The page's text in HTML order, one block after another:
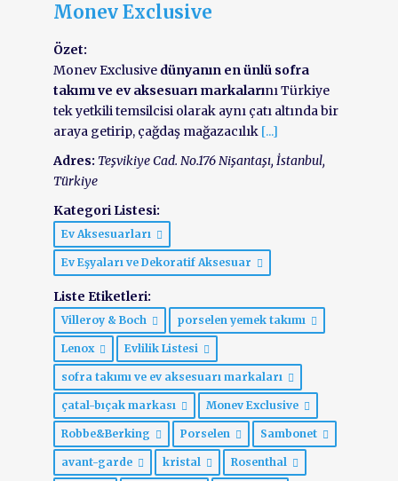
Monev Exclusive
Özet:
Monev Exclusive dünyanın en ünlü sofra
takımı ve ev aksesuarı markalarını Türkiye
tek yetkili temsilcisi olarak aynı çatı altında bir
araya getirip, çağdaş mağazacılık [...]
Adres: Teşvikiye Cad. No.176 Nişantaşı, İstanbul,
Türkiye
Kategori Listesi:
Ev Aksesuarları
Ev Eşyaları ve Dekoratif Aksesuar
Liste Etiketleri:
Villeroy & Boch porselen yemek takımı
Lenox Evlilik Listesi
sofra takımı ve ev aksesuarı markaları
çatal-bıçak markası Monev Exclusive
Robbe&Berking Porselen Sambonet
avant-garde kristal Rosenthal